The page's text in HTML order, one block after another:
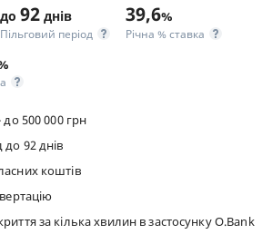
до 92 днів
Пільговий період
39,6%
Річна % ставка
до 500 000 грн
до 92 днів
коштів
за кілька хвилин в застосунку O.Bank